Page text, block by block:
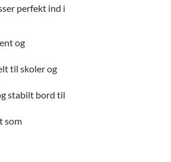
perfekt ind i
og
til skoler og
stabilt bord til
som